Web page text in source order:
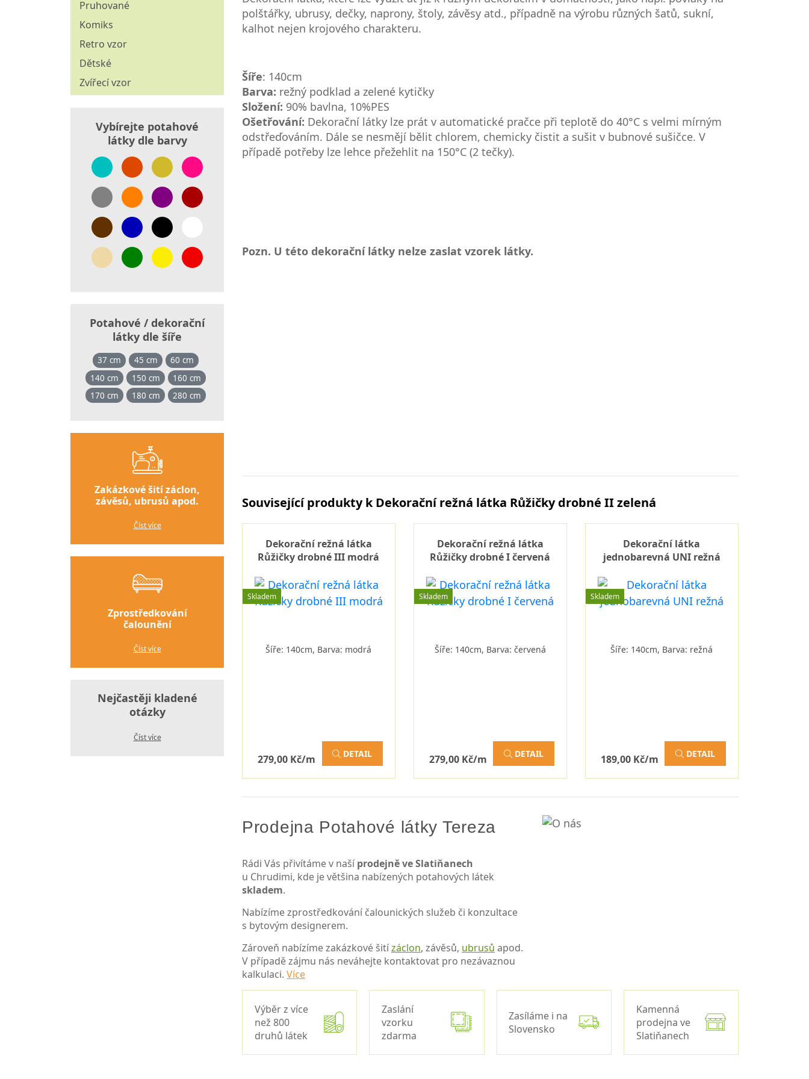
Pruhované
Komiks
Retro vzor
Dětské
Zvířecí vzor
Vybírejte potahové
látky dle barvy
Potahové / dekorační
látky dle šíře
37 cm 45 cm
60 cm
140 cm
150 cm
160 cm
170 cm
180 cm 280 cm
Zakázkové šití záclon,
závěsů, ubrusů apod.
Číst více
Zprostředkování
čalounění
Číst více
Nejčastěji kladené
otázky
Číst více
polštářky, ubrusy, dečky, naprony, štoly, závěsy atd., případně na výrobu různých šatů, sukní,
kalhot nejen krojového charakteru.
Šíře: 140cm
Barva: režný podklad a zelené kytičky
Složení: 90% bavlna, 10%PES
Ošetřování: Dekorační látky lze prát v automatické pračce při teplotě do 40°C s velmi mírným
odstřeďováním. Dále se nesmějí bělit chlorem, chemicky čistit a sušit v bubnové sušičce. V
případě potřeby lze lehce přežehlit na 150°C (2 tečky).
Pozn. U této dekorační látky nelze zaslat vzorek látky.
Související produkty k Dekorační režná látka Růžičky drobné II zelená
Dekorační režná látka
Růžičky drobné III modrá
Skladem
Šíře: 140cm, Barva: modrá
279,00 Kč/m DETAIL
Dekorační režná látka
Růžičky drobné I červená
Skladem
Šíře: 140cm, Barva: červená
279,00 Kč/m DETAIL
Dekorační látka
jednobarevná UNI režná
Skladem
Šíře: 140cm, Barva: režná
189,00 Kč/m DETAIL
Prodejna Potahové látky Tereza
Rádi Vás přivítáme v naší prodejně ve Slatiňanech
u Chrudimi, kde je většina nabízených potahových látek
skladem.
Nabízíme zprostředkování čalounických služeb či konzultace
s bytovým designerem.
Zároveň nabízíme zakázkové šitízáclon, závěsů, ubrusů apod.
V případě zájmu nás neváhejte kontaktovat pro nezávaznou
kalkulaci. Více
Výběr z více
než 800
druhů látek
Zaslání
vzorku
zdarma
Zasíláme i na
Slovensko
Kamenná
prodejna ve
Slatiňanech